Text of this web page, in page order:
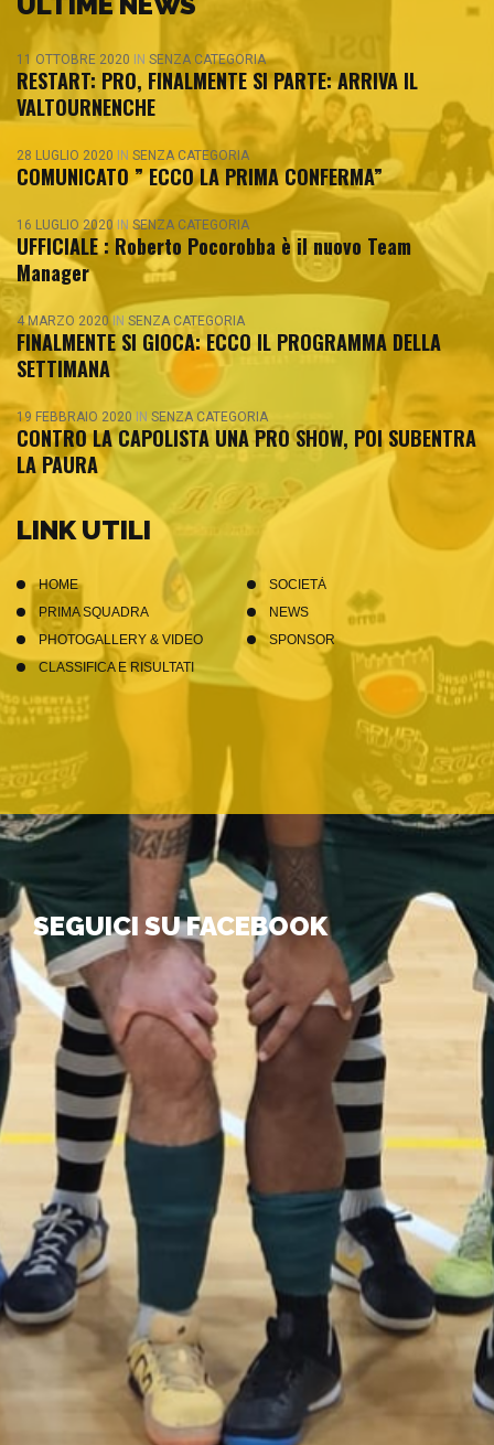
11 OTTOBRE 2020 IN SENZA CATEGORIA
RESTART: PRO, FINALMENTE SI PARTE: ARRIVA IL
VALTOURNENCHE
28 LUGLIO 2020 IN SENZA CATEGORIA
COMUNICATO ” ECCO LA PRIMA CONFERMA”
16 LUGLIO 2020 IN SENZA CATEGORIA
UFFICIALE : Roberto Pocorobba è il nuovo Team
Manager
4 MARZO 2020 IN SENZA CATEGORIA
FINALMENTE SI GIOCA: ECCO IL PROGRAMMA DELLA
SETTIMANA
19 FEBBRAIO 2020 IN SENZA CATEGORIA
CONTRO LA CAPOLISTA UNA PRO SHOW, POI SUBENTRA
LA PAURA
LINK UTILI
HOME
SOCIETÀ
PRIMA SQUADRA
NEWS
PHOTOGALLERY & VIDEO
SPONSOR
CLASSIFICA E RISULTATI
SEGUICI SU FACEBOOK